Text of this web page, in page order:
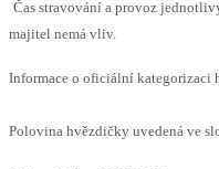
Čas stravování a provoz
majitel nemá vliv.
Informace o oficiální kategorizaci
Polovina hvězdičky uvedená ve